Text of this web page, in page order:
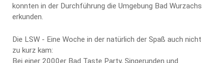
konnten in der Durchführung die Umgebung Bad Wurzachs
erkunden.
Die LSW - Eine Woche in der natürlich der Spaß auch nicht
zu kurz kam:
Bei einer 2000er Bad Taste Party, Singerunden und